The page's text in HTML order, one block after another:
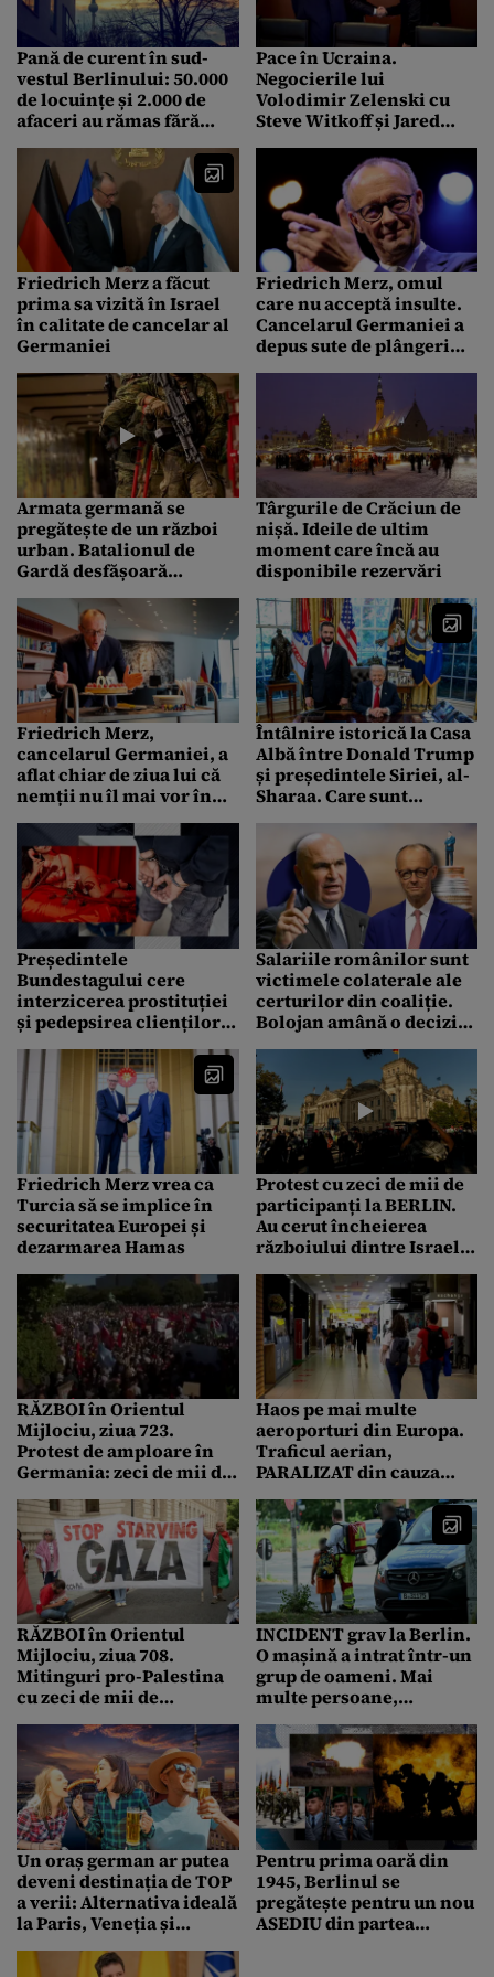
Pană de curent în sud-
vestul Berlinului: 50.000
de locuințe și 2.000 de
afaceri au rămas fără
Pace în Ucraina.
Negocierile lui
Volodimir Zelenski cu
Steve Witkoff și Jared
după 5 ore. Urmează să
fie reluate mâine
dimineață
Friedrich Merz a făcut
prima sa vizită în Israel
în calitate de cancelar al
Germaniei
Friedrich Merz, omul
care nu acceptă insulte.
Cancelarul Germaniei a
depus sute de plângeri
primite online
Armata germană se
pregătește de un război
urban. Batalionul de
Gardă desfășoară
metroul din Berlin
Târgurile de Crăciun de
nișă. Ideile de ultim
moment care încă au
disponibile rezervări
Friedrich Merz,
cancelarul Germaniei, a
aflat chiar de ziua lui că
nemții nu îl mai vor în
funcție
Întâlnire istorică la Casa
Albă între Donald Trump
și președintele Siriei, al-
Sharaa. Care sunt
concluziile întâlnirii
Președintele
Bundestagului cere
interzicerea prostituției
și pedepsirea clienților
bordelul Europei”
Salariile românilor sunt
victimele colaterale ale
certurilor din coaliție.
Bolojan amână o decizie
o deja. Merz crește
salariul minim.
Guvernul României mai
așteaptă
Friedrich Merz vrea ca
Turcia să se implice în
securitatea Europei și
dezarmarea Hamas
Protest cu zeci de mii de
participanți la BERLIN.
Au cerut încheierea
războiului dintre Israel
RĂZBOI în Orientul
Mijlociu, ziua 723.
Protest de amploare în
Germania: zeci de mii de
Berlin împotriva
Israelului
Haos pe mai multe
aeroporturi din Europa.
Traficul aerian,
PARALIZAT din cauza
major / Care este situația
pe Otopeni
RĂZBOI în Orientul
Mijlociu, ziua 708.
Mitinguri pro-Palestina
cu zeci de mii de
INCIDENT grav la Berlin.
O mașină a intrat într-un
grup de oameni. Mai
multe persoane,
rănite
Un oraș german ar putea
deveni destinația de TOP
a verii: Alternativa ideală
la Paris, Veneția și
caniculă și
Pentru prima oară din
1945, Berlinul se
pregătește pentru un nou
ASEDIU din partea